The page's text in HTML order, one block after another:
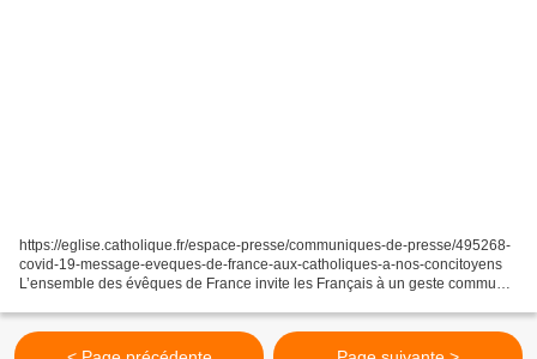
https://eglise.catholique.fr/espace-presse/communiques-de-presse/495268-
covid-19-message-eveques-de-france-aux-catholiques-a-nos-concitoyens
L’ensemble des évêques de France invite les Français à un geste commun